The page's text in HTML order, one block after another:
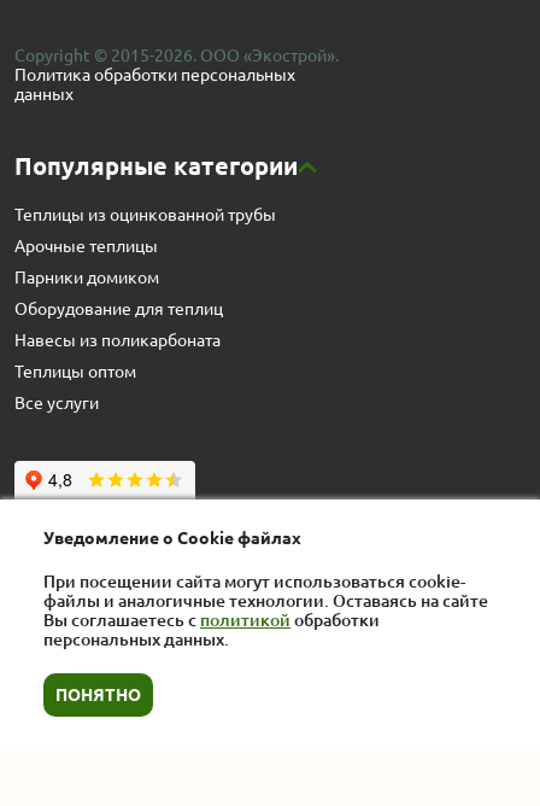
Copyright © 2015-2026. ООО «Экострой».
Политика обработки персональных
данных
Популярные категории
Теплицы из оцинкованной трубы
Арочные теплицы
Парники домиком
Оборудование для теплиц
Навесы из поликарбоната
Теплицы оптом
Все услуги
Контактные данные
+7 (495) 125-03-45
rus-teplici-msk@yandex.ru
129515,г. Москва
Королева, д. 13, стр. 1
Уведомление о Cookie файлах
При посещении сайта могут использоваться cookie-
файлы и аналогичные технологии. Оставаясь на сайте
Вы соглашаетесь с политикой обработки
персональных данных.
ПОНЯТНО